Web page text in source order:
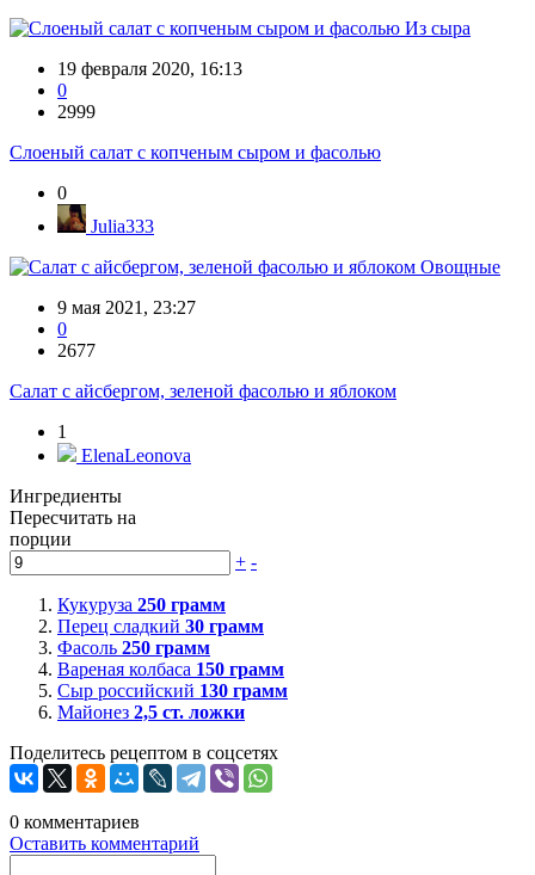
Из сыра
19 февраля 2020, 16:13
0
2999
Слоеный салат с копченым сыром и фасолью
0
Julia333
Овощные
9 мая 2021, 23:27
0
2677
Салат с айсбергом, зеленой фасолью и яблоком
1
ElenaLeonova
Ингредиенты
Пересчитать на
порции
+ -
Кукуруза 250 грамм
Перец сладкий 30 грамм
Фасоль 250 грамм
Вареная колбаса 150 грамм
Сыр российский 130 грамм
Майонез 2,5 ст. ложки
Поделитесь рецептом в соцсетях
0 комментариев
Оставить комментарий